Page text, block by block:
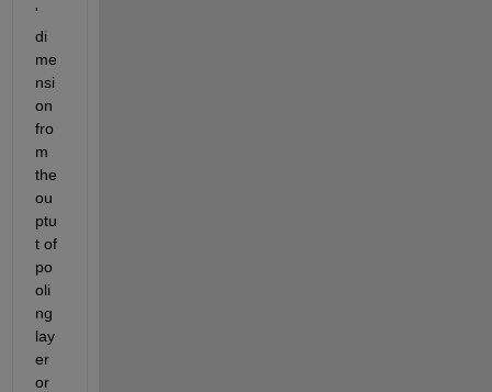
'
di
me
nsi
on
fro
m
the
ou
ptu
t of
po
oli
ng
lay
er
or